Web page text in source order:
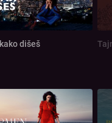
dišeš